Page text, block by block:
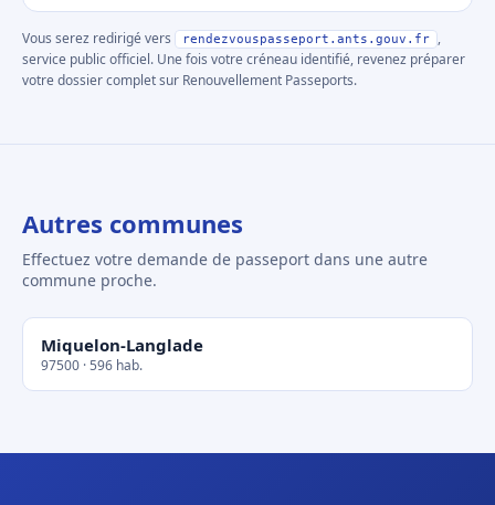
Vous serez redirigé vers rendezvouspasseport.ants.gouv.fr
,
service public officiel. Une fois votre créneau identifié, revenez préparer
votre dossier complet sur Renouvellement Passeports.
Autres communes
Effectuez votre demande de passeport dans une autre
commune proche.
Miquelon-Langlade
97500 · 596 hab.